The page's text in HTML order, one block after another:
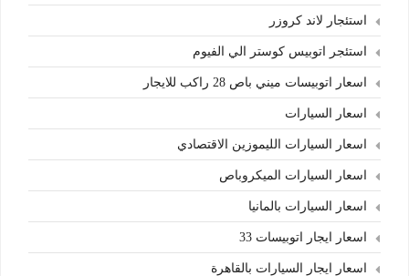
استئجار لاند كروزر
استئجر اتوبيس كوستر الي الفيوم
اسعار اتوبيسات ميني باص 28 راكب للايجار
اسعار السيارات
اسعار السيارات الليموزين الاقتصادي
اسعار السيارات الميكروباص
اسعار السيارات بالمانيا
اسعار ايجار اتوبيسات 33
اسعار ايجار السيارات بالقاهرة